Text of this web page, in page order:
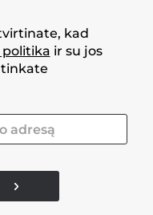
kad
ir su jos